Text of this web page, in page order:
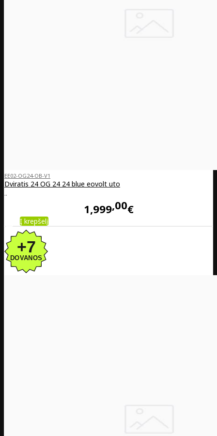
EE02-OG24-OB-V1
Dviratis 24 OG 24 24 blue eovolt uto
..
1,999 00€
Į krepšelį